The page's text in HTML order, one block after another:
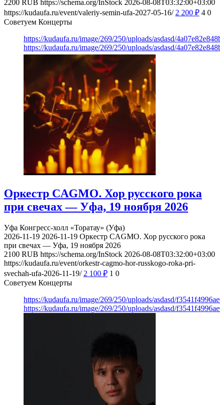
2200 RUB https://schema.org/InStock 2026-08-08T03:32:00+03:00
https://kudaufa.ru/event/valeriy-semin-ufa-2027-05-16/ 2 200 ₽ 4 0
Советуем Концерты
https://kudaufa.ru/image/269/250/uploads/asdasd/
https://kudaufa.ru/image/269/250/uploads/asdasd/
Оркестр CAGMO. Хор русского рока
при свечах — Уфа, 19 ноября 2026
Уфа Конгресс-холл «Торатау» (Уфа)
2026-11-19 2026-11-19 Оркестр CAGMO. Хор русского рока
при свечах — Уфа, 19 ноября 2026
2100 RUB https://schema.org/InStock 2026-08-08T03:32:00+03:00
https://kudaufa.ru/event/orkestr-cagmo-hor-russkogo-roka-pri-
svechah-ufa-2026-11-19/ 2 100 ₽ 1 0
Советуем Концерты
https://kudaufa.ru/image/269/250/uploads/asdasd/
https://kudaufa.ru/image/269/250/uploads/asdasd/